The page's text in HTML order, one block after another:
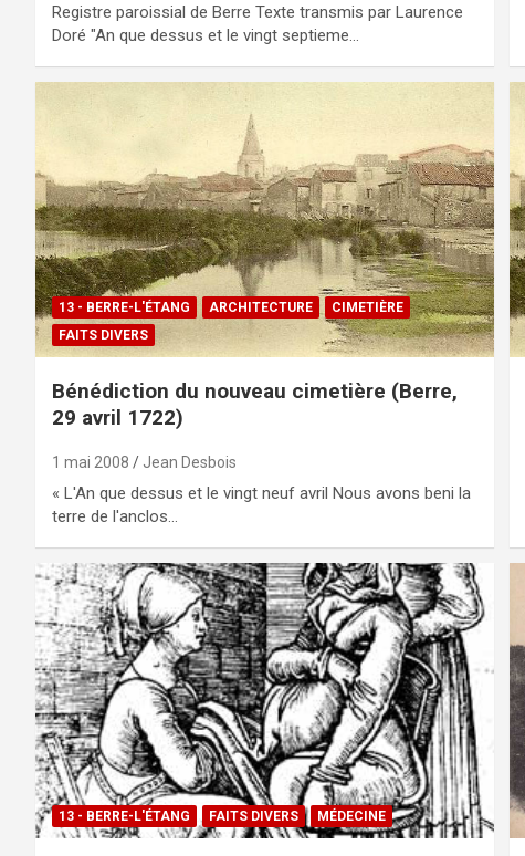
Registre paroissial de Berre Texte transmis par Laurence
Doré "An que dessus et le vingt septieme…
13 - BERRE-L'ÉTANG ARCHITECTURE
CIMETIÈRE
FAITS DIVERS
Bénédiction du nouveau cimetière (Berre,
29 avril 1722)
1 mai 2008 Jean Desbois
« L'An que dessus et le vingt neuf avril Nous avons beni la
terre de l'anclos…
13 - BERRE-L'ÉTANG FAITS DIVERS MÉDECINE